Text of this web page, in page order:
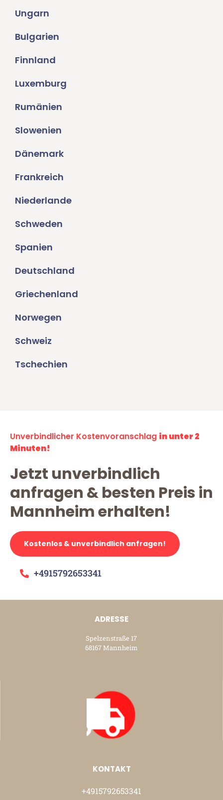
Ungarn
Bulgarien
Finnland
Luxemburg
Rumänien
Slowenien
Dänemark
Frankreich
Niederlande
Schweden
Spanien
Deutschland
Griechenland
Norwegen
Schweiz
Tschechien
Unverbindlicher Kostenvoranschlag in unter 2
Minuten!
Jetzt unverbindlich
anfragen & besten Preis in
Mannheim erhalten!
Kostenlos & unverbindlich anfragen!
+4915792653341
ADRESSE
Spelzenstraße 17
68167 Mannheim
KONTAKT
+4915792653341